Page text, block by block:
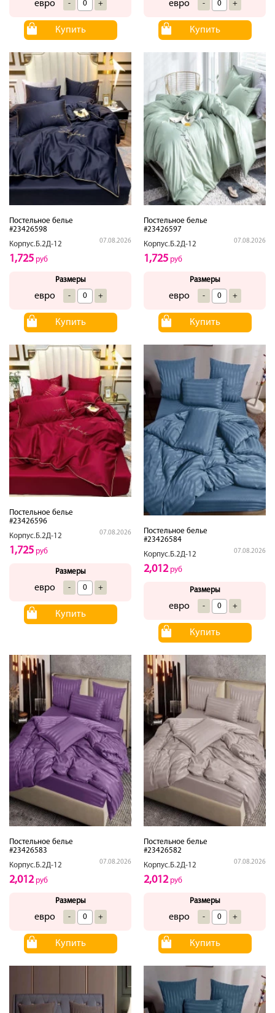
евро - +
Купить
евро - +
Купить
Постельное белье
#23426598
Корпус.Б.2Д-12
07.08.2026
1,725 руб
Размеры
евро - +
Купить
Постельное белье
#23426597
Корпус.Б.2Д-12
07.08.2026
1,725 руб
Размеры
евро - +
Купить
Постельное белье
#23426596
Корпус.Б.2Д-12
07.08.2026
1,725 руб
Размеры
евро - +
Купить
Постельное белье
#23426584
Корпус.Б.2Д-12
07.08.2026
2,012руб
Размеры
евро - +
Купить
Постельное белье
#23426583
Корпус.Б.2Д-12
07.08.2026
2,012руб
Размеры
евро - +
Купить
Постельное белье
#23426582
Корпус.Б.2Д-12
07.08.2026
2,012руб
Размеры
евро - +
Купить